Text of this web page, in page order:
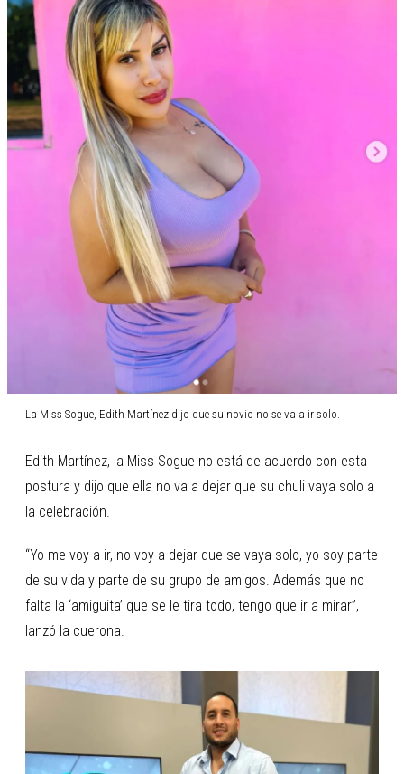
La Miss Sogue, Edith Martínez dijo que su novio no se va a ir solo.
Edith Martínez, la Miss Sogue no está de acuerdo con esta
postura y dijo que ella no va a dejar que su chuli vaya solo a
la celebración.
“Yo me voy a ir, no voy a dejar que se vaya solo, yo soy parte
de su vida y parte de su grupo de amigos. Además que no
falta la ‘amiguita’ que se le tira todo, tengo que ir a mirar”,
lanzó la cuerona.